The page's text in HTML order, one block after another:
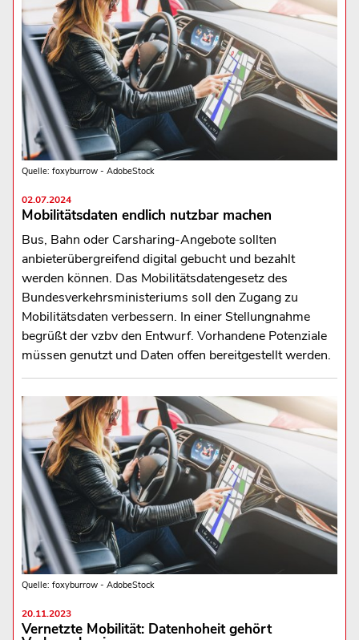
Quelle: foxyburrow - AdobeStock
02.07.2024
Mobilitätsdaten endlich nutzbar machen
Bus, Bahn oder Carsharing-Angebote sollten
anbieterübergreifend digital gebucht und bezahlt
werden können. Das Mobilitätsdatengesetz des
Bundesverkehrsministeriums soll den Zugang zu
Mobilitätsdaten verbessern. In einer Stellungnahme
begrüßt der vzbv den Entwurf. Vorhandene Potenziale
müssen genutzt und Daten offen bereitgestellt werden.
Quelle: foxyburrow - AdobeStock
20.11.2023
Vernetzte Mobilität: Datenhoheit gehört